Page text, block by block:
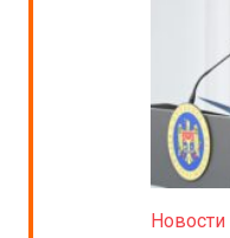
Новости